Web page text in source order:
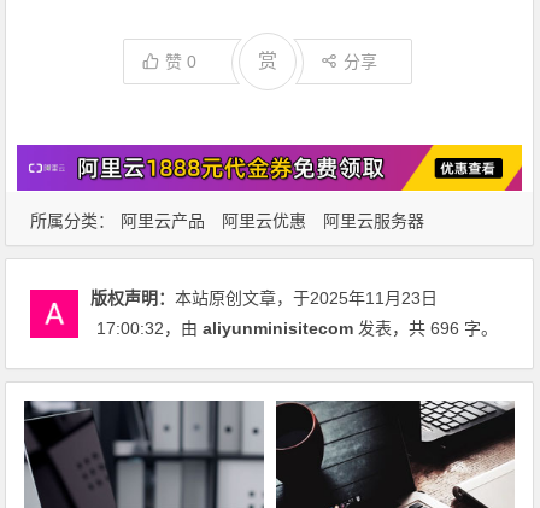
赞0 赏 分享
所属分类： 阿里云产品 阿里云优惠 阿里云服务器
版权声明：本站原创文章，于2025年11月23日
17:00:32，由aliyunminisitecom 发表，共 696 字。